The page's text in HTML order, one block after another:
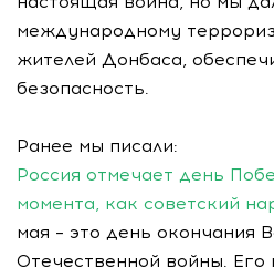
международному
жителей Донбаса,
безопасность.
Ранее мы писали:
Россия отмечает день
момента, как советский
мая – это день окончания
Отечественной войны. Его